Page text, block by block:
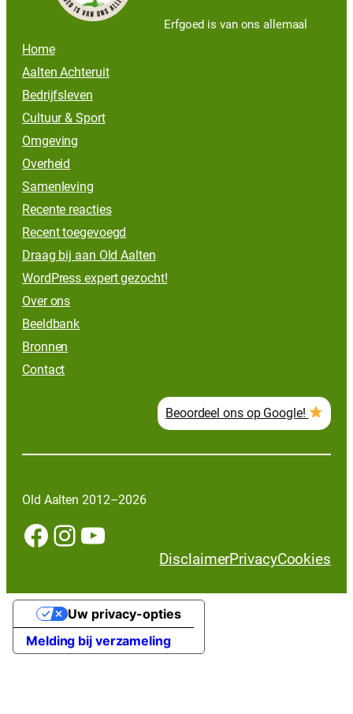
Erfgoed is van ons allemaal
Home
Aalten Achteruit
Bedrijfsleven
Cultuur & Sport
Omgeving
Overheid
Samenleving
Recente reacties
Recent toegevoegd
Draag bij aan Old Aalten
WordPress expert gezocht!
Over ons
Beeldbank
Bronnen
Contact
Beoordeel ons op Google!
Old Aalten 2012–2026
Facebook InstagramYouTube
DisclaimerPrivacyCookies
Melding bij verzameling
Uw privacy-opties